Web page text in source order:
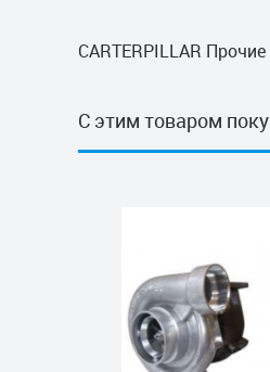
CARTERPILLAR
С этим товаром